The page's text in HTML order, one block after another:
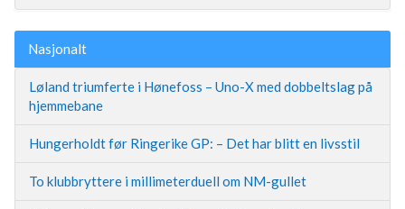
Nasjonalt
Løland triumferte i Hønefoss – Uno-X med dobbeltslag på
hjemmebane
Hungerholdt før Ringerike GP: – Det har blitt en livsstil
To klubbryttere i millimeterduell om NM-gullet